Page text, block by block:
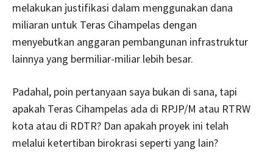
melakukan justifikasi dalam menggunakan dana
miliaran untuk Teras Cihampelas dengan
menyebutkan anggaran pembangunan infrastruktur
lainnya yang bermiliar-miliar lebih besar.
Padahal, poin pertanyaan saya bukan di sana, tapi
apakah Teras Cihampelas ada di RPJP/M atau RTRW
kota atau di RDTR? Dan apakah proyek ini telah
melalui ketertiban birokrasi seperti yang lain?